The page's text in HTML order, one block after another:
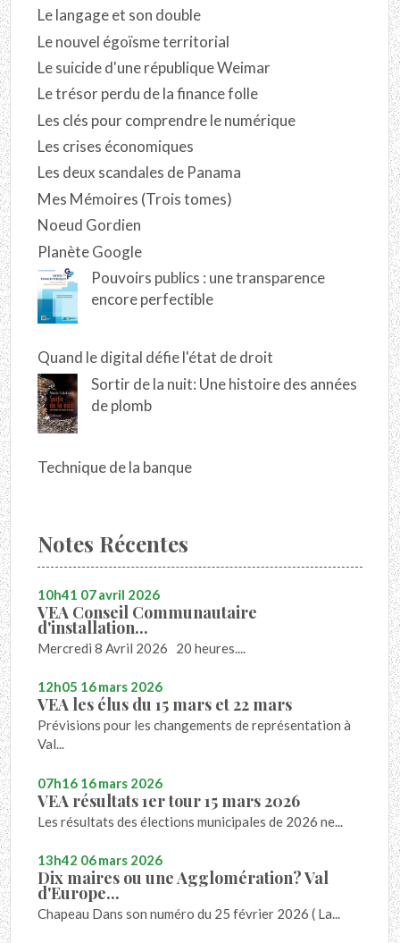
Le langage et son double
Le nouvel égoïsme territorial
Le suicide d'une république Weimar
Le trésor perdu de la finance folle
Les clés pour comprendre le numérique
Les crises économiques
Les deux scandales de Panama
Mes Mémoires (Trois tomes)
Noeud Gordien
Planète Google
Pouvoirs publics : une transparence
encore perfectible
Quand le digital défie l'état de droit
Sortir de la nuit: Une histoire des années
de plomb
Technique de la banque
Notes Récentes
10h41 07avril 2026
VEA Conseil Communautaire
d'installation...
Mercredi 8 Avril 2026 20 heures....
12h05 16mars 2026
VEA les élus du 15 mars et 22 mars
Prévisions pour les changements de représentation à
Val...
07h16 16mars 2026
VEA résultats 1er tour 15 mars 2026
Les résultats des élections municipales de 2026 ne...
13h42 06mars 2026
Dix maires ou une Agglomération? Val
d'Europe...
Chapeau Dans son numéro du 25 février 2026 ( La...